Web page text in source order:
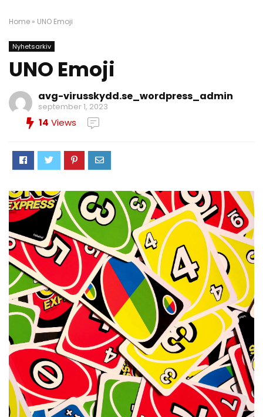
Home » UNO Emoji
Nyhetsarkiv
UNO Emoji
avg-virusskydd.se_wordpress_admin
september 1, 2023
14 Views